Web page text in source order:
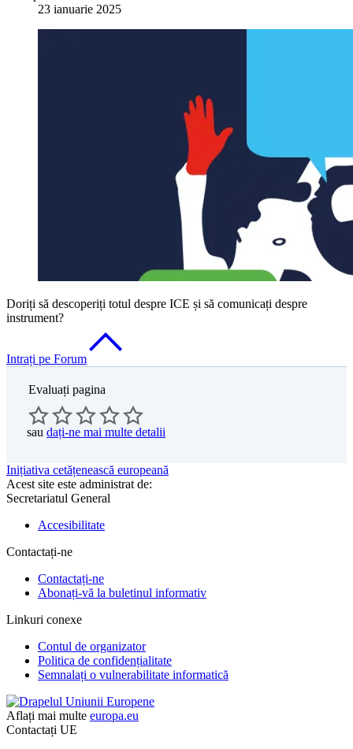
23 ianuarie 2025
Doriți să descoperiți totul despre ICE și să comunicați despre
instrument?
Intrați pe Forum
Evaluați pagina
sau dați-ne mai multe detalii
Inițiativa cetățenească europeană
Acest site este administrat de:
Secretariatul General
Accesibilitate
Contactați-ne
Contactați-ne
Abonați-vă la buletinul informativ
Linkuri conexe
Contul de organizator
Politica de confidențialitate
Semnalați o vulnerabilitate informatică
Aflați mai multe europa.eu
Contactați UE